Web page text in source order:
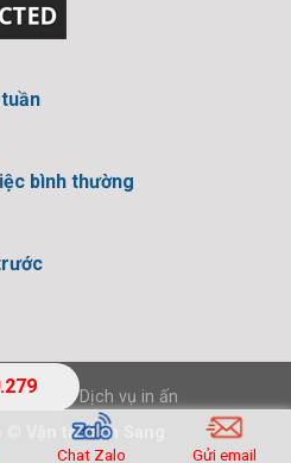
bình thường
Ngon -Dịch vụ in ấn
©
Vận tải Tấn Sang
Chat Zalo Gửi email